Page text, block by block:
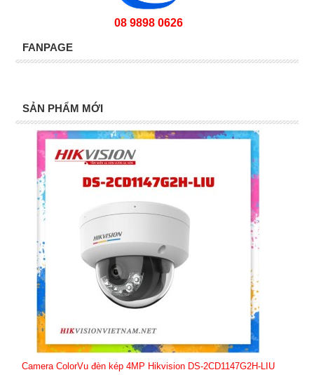
08 9898 0626
FANPAGE
SẢN PHẨM MỚI
Camera ColorVu đèn kép 4MP Hikvision DS-2CD1147G2H-LIU